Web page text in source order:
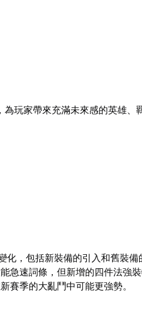
為玩家帶來充滿未來感的英雄、
化，包括新裝備的引入和舊裝
急速詞條，但新增的四件法強
賽季的大亂鬥中可能更強勢。